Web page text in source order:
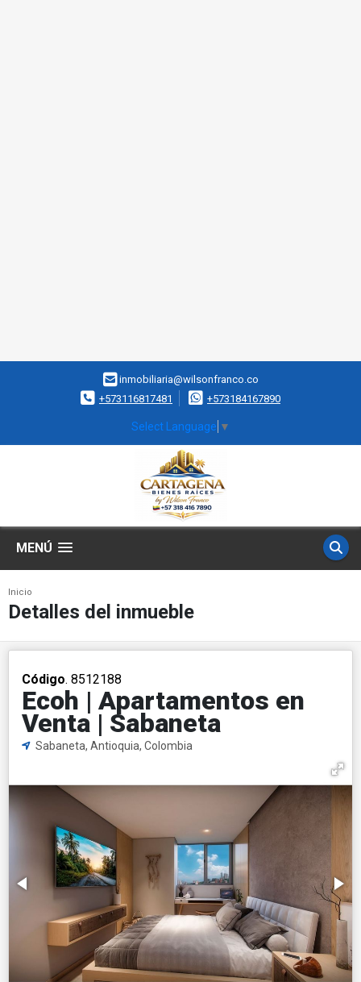
inmobiliaria@wilsonfranco.co
+573116817481
+573184167890
Select Language ▼
MENÚ
Inicio
Detalles del inmueble
Código. 8512188
Ecoh | Apartamentos en
Venta | Sabaneta
Sabaneta, Antioquia, Colombia